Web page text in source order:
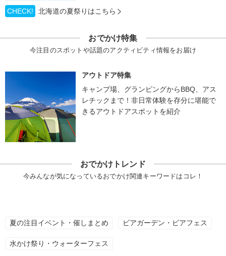
CHECK! 北海道の夏祭りはこちら
おでかけ特集
今注目のスポットや話題のアクティビティ情報をお届け
アウトドア特集
キャンプ場、グランピングからBBQ、アス
レチックまで！非日常体験を存分に堪能で
きるアウトドアスポットを紹介
おでかけトレンド
今みんなが気になっているおでかけ関連キーワードはコレ！
夏の注目イベント・催しまとめ ビアガーデン・ビアフェス
水かけ祭り・ウォーターフェス